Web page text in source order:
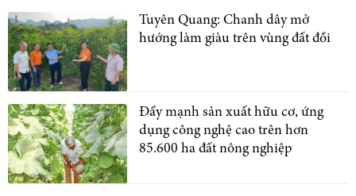
Tuyên Quang: Chanh dây mở
hướng làm giàu trên vùng đất đồi
Đẩy mạnh sản xuất hữu cơ, ứng
dụng công nghệ cao trên hơn
85.600 ha đất nông nghiệp